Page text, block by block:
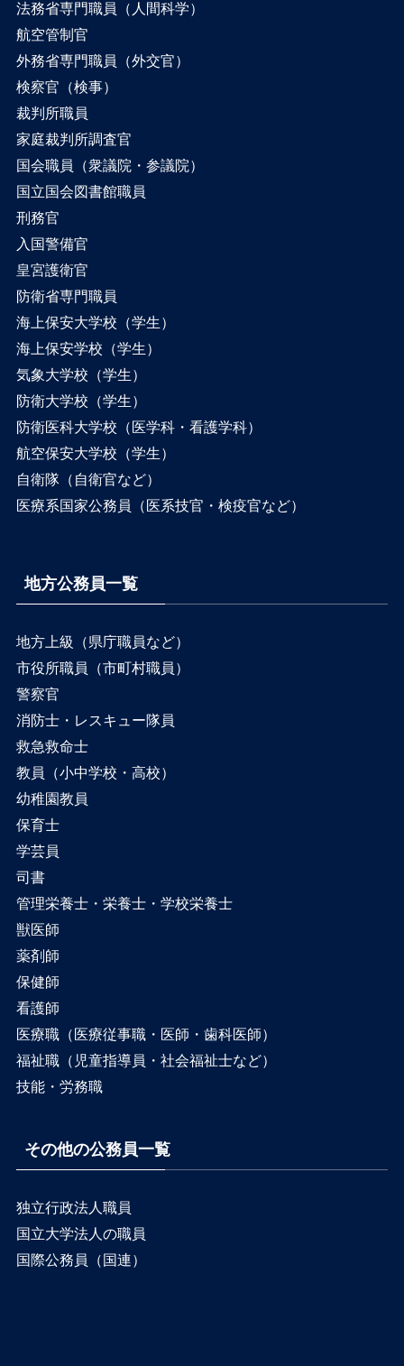
法務省専門職員（人間科学）
航空管制官
外務省専門職員（外交官）
検察官（検事）
裁判所職員
家庭裁判所調査官
国会職員（衆議院・参議院）
国立国会図書館職員
刑務官
入国警備官
皇宮護衛官
防衛省専門職員
海上保安大学校（学生）
海上保安学校（学生）
気象大学校（学生）
防衛大学校（学生）
防衛医科大学校（医学科・看護学科）
航空保安大学校（学生）
自衛隊（自衛官など）
医療系国家公務員（医系技官・検疫官など）
地方公務員一覧
地方上級（県庁職員など）
市役所職員（市町村職員）
警察官
消防士・レスキュー隊員
救急救命士
教員（小中学校・高校）
幼稚園教員
保育士
学芸員
司書
管理栄養士・栄養士・学校栄養士
獣医師
薬剤師
保健師
看護師
医療職（医療従事職・医師・歯科医師）
福祉職（児童指導員・社会福祉士など）
技能・労務職
その他の公務員一覧
独立行政法人職員
国立大学法人の職員
国際公務員（国連）